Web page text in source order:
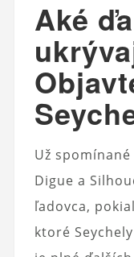
Aké
Už
Digue a
ľadovca,
ktoré